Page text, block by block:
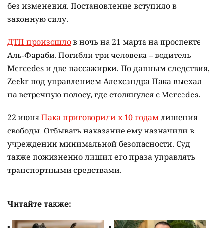
без изменения. Постановление вступило в
законную силу.
ДТП произошлов ночь на 21 марта на проспекте
Аль-Фараби. Погибли три человека – водитель
Mercedes и две пассажирки. По данным следствия,
Zeekr под управлением Александра Пака выехал
на встречную полосу, где столкнулся с Mercedes.
22 июняПака приговорили к 10 годамлишения
свободы. Отбывать наказание ему назначили в
учреждении минимальной безопасности. Суд
также пожизненно лишил его права управлять
транспортными средствами.
Читайте также: